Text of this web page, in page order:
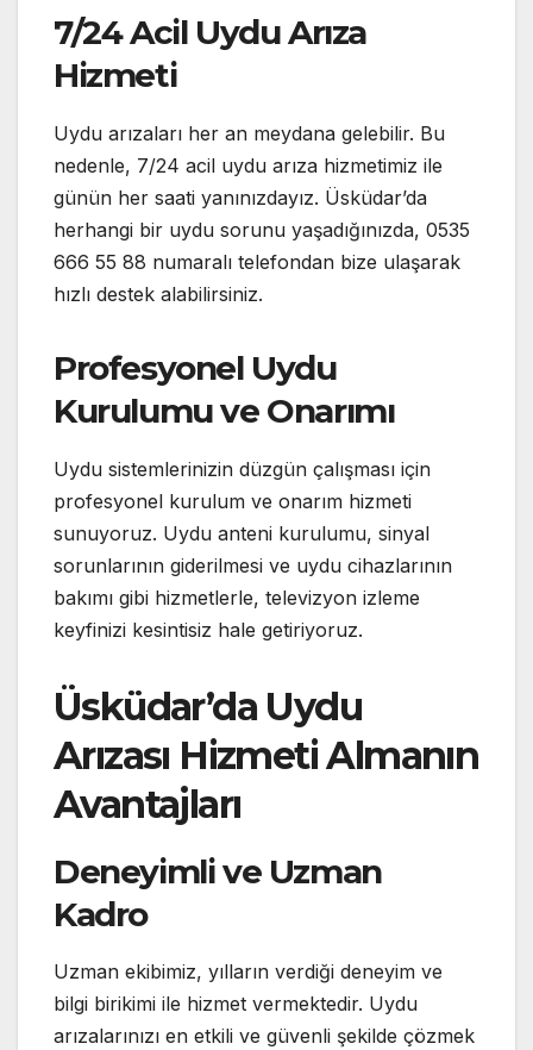
7/24 Acil Uydu Arıza
Hizmeti
Uydu arızaları her an meydana gelebilir. Bu
nedenle, 7/24 acil uydu arıza hizmetimiz ile
günün her saati yanınızdayız. Üsküdar’da
herhangi bir uydu sorunu yaşadığınızda, 0535
666 55 88 numaralı telefondan bize ulaşarak
hızlı destek alabilirsiniz.
Profesyonel Uydu
Kurulumu ve Onarımı
Uydu sistemlerinizin düzgün çalışması için
profesyonel kurulum ve onarım hizmeti
sunuyoruz. Uydu anteni kurulumu, sinyal
sorunlarının giderilmesi ve uydu cihazlarının
bakımı gibi hizmetlerle, televizyon izleme
keyfinizi kesintisiz hale getiriyoruz.
Üsküdar’da Uydu
Arızası Hizmeti Almanın
Avantajları
Deneyimli ve Uzman
Kadro
Uzman ekibimiz, yılların verdiği deneyim ve
bilgi birikimi ile hizmet vermektedir. Uydu
arızalarınızı en etkili ve güvenli şekilde çözmek